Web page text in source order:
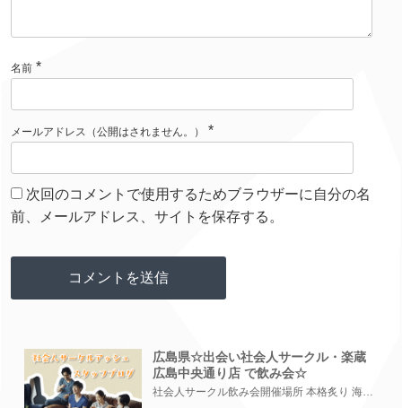
名前 *
メールアドレス（公開はされません。） *
次回のコメントで使用するためブラウザーに自分の名
前、メールアドレス、サイトを保存する。
広島県☆出会い社会人サークル・楽蔵
広島中央通り店 で飲み会☆
社会人サークル飲み会開催場所 本格炙り 海と大地 楽蔵 広島中央通り店 〒730-0033 広島県広島市中区堀川町...